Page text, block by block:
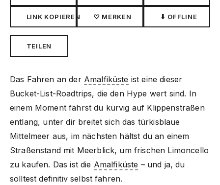
LINK KOPIEREN ♡ MERKEN ⬇ OFFLINE
TEILEN
Das Fahren an der Amalfiküste ist eine dieser
Bucket-List-Roadtrips, die den Hype wert sind. In
einem Moment fährst du kurvig auf Klippenstraßen
entlang, unter dir breitet sich das türkisblaue
Mittelmeer aus, im nächsten hältst du an einem
Straßenstand mit Meerblick, um frischen Limoncello
zu kaufen. Das ist die Amalfiküste – und ja, du
solltest definitiv selbst fahren.